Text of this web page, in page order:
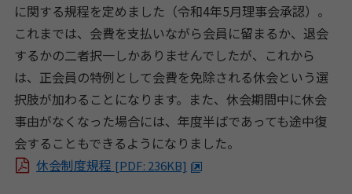
に関する規程を定めました（令和4年5月理事会承認）。
これまでは、会費を支払いながら会員に留まるか、退会
するかの二者択一しかありませんでしたが、これから
は、正会員の特例として会費を免除される休会という選
択肢が加わることになります。また、休会期間中に休会
事由がなくなった場合には、年度半ばであっても途中復
会することもできるようになりました。
休会制度規程 [PDF: 236KB]